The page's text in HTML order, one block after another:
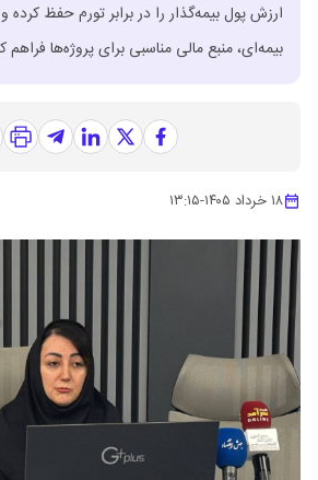
ارزش پول بیمه‌گذار را در برابر تورم حفظ
بیمه‌ای، منبع مالی مناسبی برای پروژه‌ها فراهم
۱۸ خرداد ۱۴۰۵ -۱۳:۱۵